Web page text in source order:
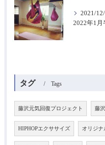
2021/
2022年1月
タグ Tags
藤沢元気回復プロジェクト 藤
HIPHOPエクササイズ オリジナ